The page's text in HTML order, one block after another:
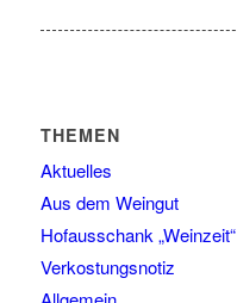
THEMEN
Aktuelles
Aus dem Weingut
Hofausschank „Weinzeit“
Verkostungsnotiz